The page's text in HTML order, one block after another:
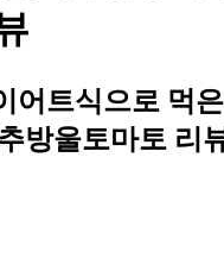
어트식으로 먹
방울토마토 리